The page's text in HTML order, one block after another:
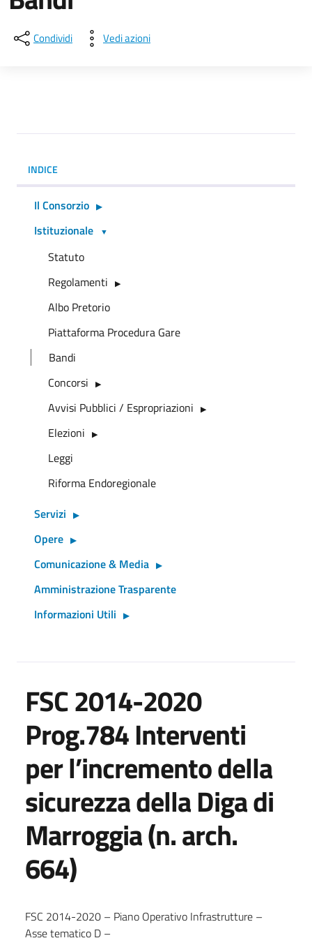
Condividi Vedi azioni
INDICE
Il Consorzio
Istituzionale
Statuto
Regolamenti
Albo Pretorio
Piattaforma Procedura Gare
Bandi
Concorsi
Avvisi Pubblici / Espropriazioni
Elezioni
Leggi
Riforma Endoregionale
Servizi
Opere
Comunicazione & Media
Amministrazione Trasparente
Informazioni Utili
FSC 2014-2020
Prog.784 Interventi
per l’incremento della
sicurezza della Diga di
Marroggia (n. arch.
664)
FSC 2014-2020 – Piano Operativo Infrastrutture –
Asse tematico D –